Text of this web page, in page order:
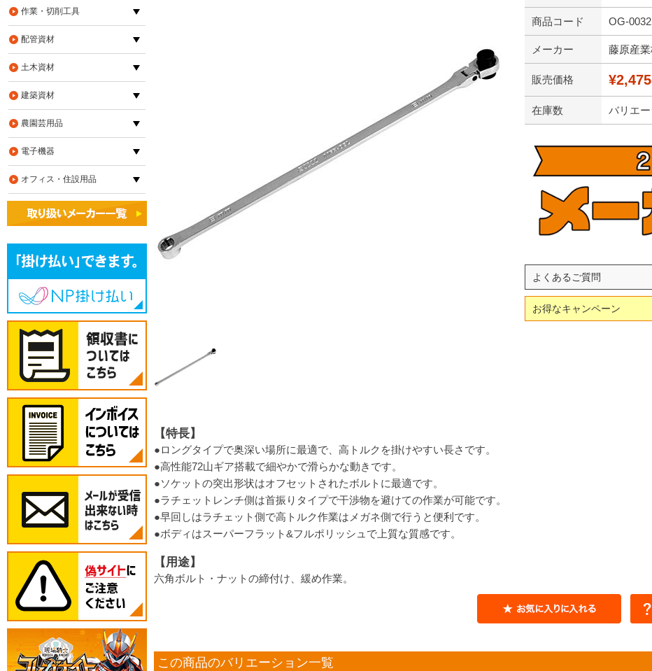
商品コード OG-
メーカー 藤原産
販売価格 ¥2,475
在庫数 バリエ
よくあるご質問
お得なキャンペーン
【特長】
●ロングタイプで奥深い場所に最適で、高トルクを掛けやすい長さです。
●高性能72山ギア搭載で細やかで滑らかな動きです。
●ソケットの突出形状はオフセットされたボルトに最適です。
●ラチェットレンチ側は首振りタイプで干渉物を避けての作業が可能です。
●早回しはラチェット側で高トルク作業はメガネ側で行うと便利です。
●ボディはスーパーフラット&フルポリッシュで上質な質感です。
【用途】
六角ボルト・ナットの締付け、緩め作業。
この商品のバリエーション一覧
作業・切削工具
配管資材
土木資材
建築資材
農園芸用品
電子機器
オフィス・住設用品